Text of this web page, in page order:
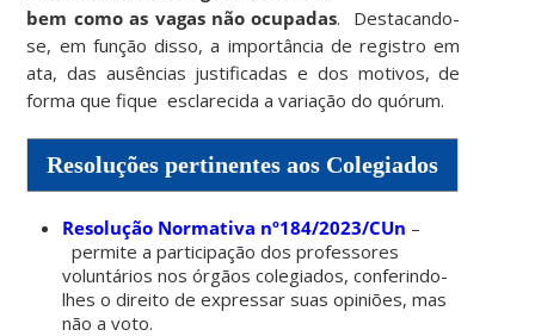
bem como as vagas não ocupadas. Destacando-
se, em função disso, a importância de registro em
ata, das ausências justificadas e dos motivos, de
forma que fique esclarecida a variação do quórum.
Resoluções pertinentes aos Colegiados
Resolução Normativa nº184/2023/CUn –
permite a participação dos professores
voluntários nos órgãos colegiados, conferindo-
lhes o direito de expressar suas opiniões, mas
não a voto.